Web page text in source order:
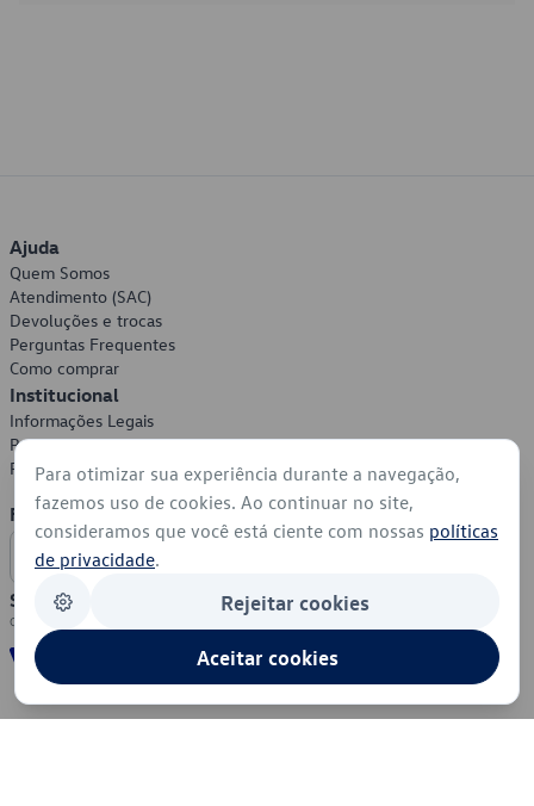
Ajuda
Quem Somos
Atendimento (SAC)
Devoluções e trocas
Perguntas Frequentes
Como comprar
Institucional
Informações Legais
Política de Privacidade
Política de Cookies
Formas de Pagamento
Segurança
Para otimizar sua experiência durante a navegação,
fazemos uso de cookies. Ao continuar no site,
consideramos que você está ciente com nossas políticas
de privacidade.
Rejeitar cookies
Aceitar cookies